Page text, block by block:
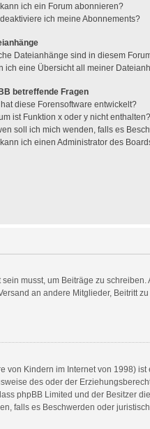
ich ein Forum abonnieren?
ich meine Abonnements?
Dateianhänge sind in diesem
ich eine Übersicht all meiner
betreffende Fragen
diese Forensoftware entwickelt?
ist Funktion x oder y nicht enthalten?
soll ich mich wenden, falls es
ich einen Administrator des
musst, um Beiträge zu
an andere Mitglieder, Beitritt
Kindern im Internet von 1998)
des oder der
phpBB Limited und der Besitzer
falls es Beschwerden oder